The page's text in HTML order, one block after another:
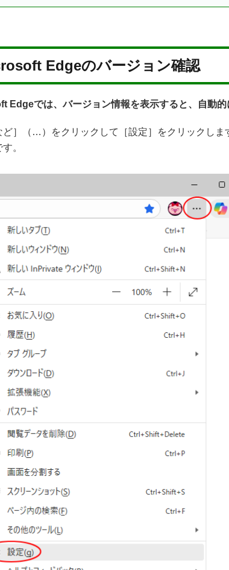
Edgeのバージョン確認
Edgeでは、バージョン情報を表示すると、自動的
ど］（…）をクリックして［設定］をクリックしま
。